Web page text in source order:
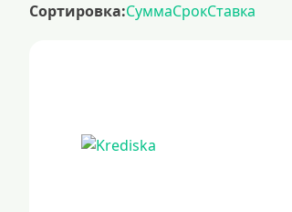
Сортировка:СуммаСрокСтавка